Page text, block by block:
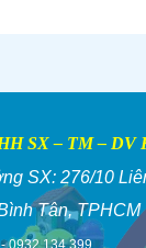
SX – TM –
SX: 276/10
Tân, TPHCM
0932.134.399